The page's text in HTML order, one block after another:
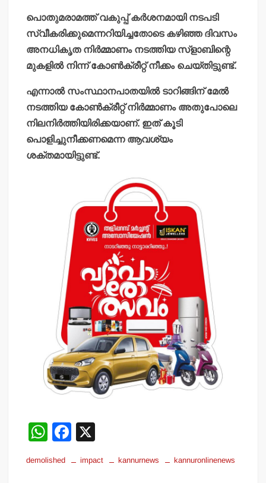
പൊതുമരാമത്ത് വകുപ്പ് കര്‍ശനമായി നടപടി
സ്വീകരിക്കുമെന്നറിയിച്ചതോടെ കഴിഞ്ഞ ദിവസം
അനധികൃത നിര്‍മ്മാണം നടത്തിയ സ്‌ളാബിന്റെ
മുകളില്‍ നിന്ന് കോണ്‍ക്രീറ്റ് നീക്കം ചെയ്തിട്ടുണ്ട്.
എന്നാല്‍ സംസ്ഥാനപാതയില്‍ ടാറിങ്ങിന് മേല്‍
നടത്തിയ കോണ്‍ക്രീറ്റ് നിര്‍മ്മാണം അതുപോലെ
നിലനിര്‍ത്തിയിരിക്കയാണ്. ഇത് കൂടി
പൊളിച്ചുനീക്കണമെന്ന ആവശ്യം
ശക്തമായിട്ടുണ്ട്.
W
at
F
c
demolished impact kannurnews kannuronlinenews